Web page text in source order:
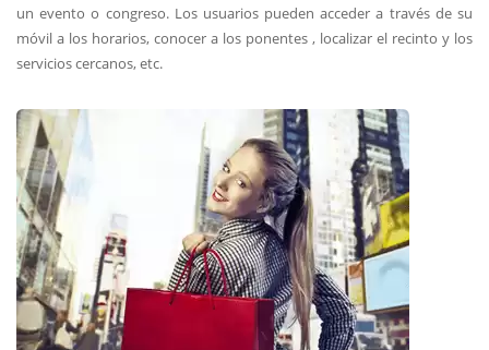
un evento o congreso. Los usuarios pueden acceder a través de su
móvil a los horarios, conocer a los ponentes , localizar el recinto y los
servicios cercanos, etc.